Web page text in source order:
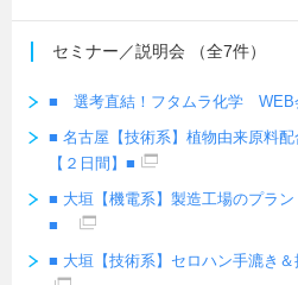
セミナー／説明会 （全7件）
■ 選考直結！フタムラ化学
■ 名古屋【技術系】植物由来原料
【２日間】■
■ 大垣【機電系】製造工場のプラン
■
■ 大垣【技術系】セロハン手漉き